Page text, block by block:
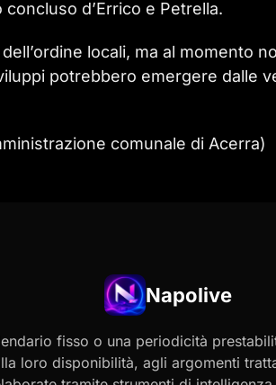
d’Errico e Petrella.
locali, ma al momento
potrebbero emergere dalle
comunale di Acerra)
Napolive
fisso o una periodicità
loro disponibilità, agli argomenti